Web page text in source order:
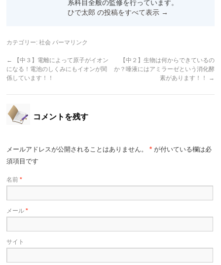
系科目全般の監修を行っています。
ひで太郎 の投稿をすべて表示 →
カテゴリー:社会 パーマリンク
←
【中３】電離によって原子がイオン
になる！電池のしくみにもイオンが関
係しています！！
【中２】生物は何からできているの
か？唾液にはアミラーゼという消化酵
素があります！！
→
コメントを残す
メールアドレスが公開されることはありません。 * が付いている欄は必
須項目です
名前*
メール*
サイト